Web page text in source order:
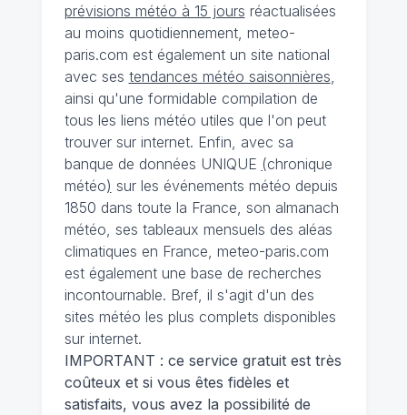
prévisions météo à 15 jours réactualisées
au moins quotidiennement, meteo-
paris.com est également un site national
avec ses tendances météo saisonnières,
ainsi qu'une formidable compilation de
tous les liens météo utiles que l'on peut
trouver sur internet. Enfin, avec sa
banque de données UNIQUE (chronique
météo) sur les événements météo depuis
1850 dans toute la France, son almanach
météo, ses tableaux mensuels des aléas
climatiques en France, meteo-paris.com
est également une base de recherches
incontournable. Bref, il s'agit d'un des
sites météo les plus complets disponibles
sur internet.
IMPORTANT : ce service gratuit est très
coûteux et si vous êtes fidèles et
satisfaits, vous avez la possibilité de